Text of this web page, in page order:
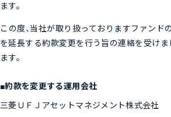
ます。
この度、当社が取り扱っておりますファンド
を延長する約款変更を行う旨の連絡を受け
ます。
■約款を変更する運用会社
三菱ＵＦＪアセットマネジメント株式会社